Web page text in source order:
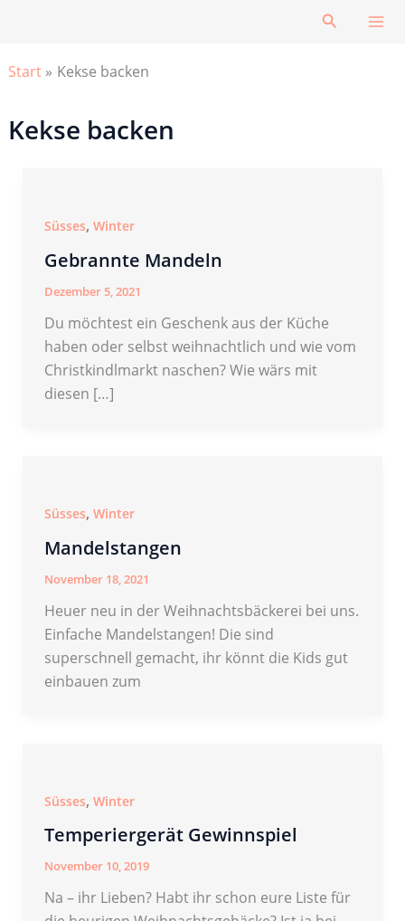
Suchen
Start Kekse backen
Kekse backen
Süsses, Winter
Gebrannte Mandeln
Dezember 5, 2021
Du möchtest ein Geschenk aus der Küche
haben oder selbst weihnachtlich und wie vom
Christkindlmarkt naschen? Wie wärs mit
diesen […]
Süsses, Winter
Mandelstangen
November 18, 2021
Heuer neu in der Weihnachtsbäckerei bei uns.
Einfache Mandelstangen! Die sind
superschnell gemacht, ihr könnt die Kids gut
einbauen zum
Süsses, Winter
Temperiergerät Gewinnspiel
November 10, 2019
Na – ihr Lieben? Habt ihr schon eure Liste für